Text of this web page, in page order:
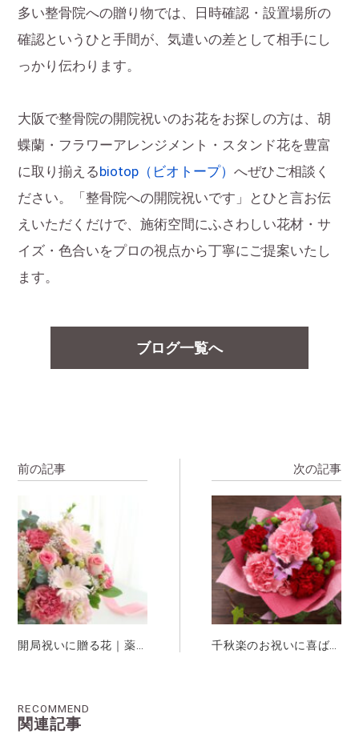
多い整骨院への贈り物では、日時確認・設置場所の
確認というひと手間が、気遣いの差として相手にし
っかり伝わります。
大阪で整骨院の開院祝いのお花をお探しの方は、胡
蝶蘭・フラワーアレンジメント・スタンド花を豊富
に取り揃える biotop（ビオトープ）へぜひご相談く
ださい。「整骨院への開院祝いです」とひと言お伝
えいただくだけで、施術空間にふさわしい花材・サ
イズ・色合いをプロの視点から丁寧にご提案いたし
ます。
ブログ一覧へ
前の記事
開局祝いに贈る花｜薬
次の記事
千秋楽のお祝いに喜ば
RECOMMEND
関連記事